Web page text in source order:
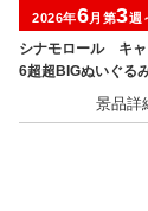
シナモロール キ
6超超BIGぬいぐる
2026年6月第3週